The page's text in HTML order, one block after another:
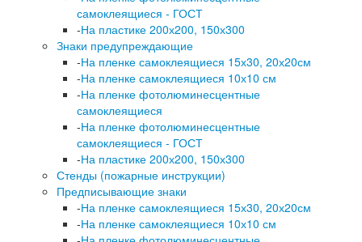
самоклеящиеся - ГОСТ
-На пластике 200х200, 150х300
Знаки предупреждающие
-На пленке самоклеящиеся 15х30, 20х20см
-На пленке самоклеящиеся 10х10 см
-На пленке фотолюминесцентные
самоклеящиеся
-На пленке фотолюминесцентные
самоклеящиеся - ГОСТ
-На пластике 200х200, 150х300
Стенды (пожарные инструкции)
Предписывающие знаки
-На пленке самоклеящиеся 15х30, 20х20см
-На пленке самоклеящиеся 10х10 см